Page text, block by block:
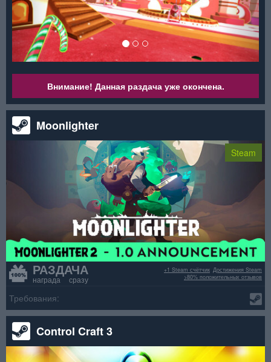
Внимание! Данная раздача уже окончена.
Moonlighter
Steam
РАЗДАЧА
награда сразу
Достижения Steam
+1 Steam счётчик
>80% положительных отзывов
Требования:
Control Craft 3